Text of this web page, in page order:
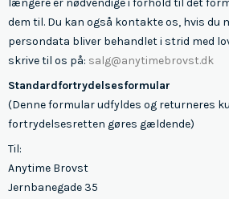
længere er nødvendige i forhold til det
dem til. Du kan også kontakte os, hvis du
persondata bliver behandlet i strid med
skrive til os på: salg@anytimebrovst.dk
Standardfortrydelsesformular
(Denne formular udfyldes og returneres
fortrydelsesretten gøres gældende)
Til:
Anytime Brovst
Jernbanegade 35